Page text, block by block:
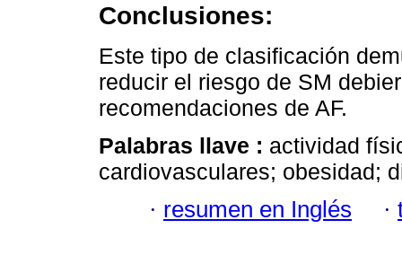
Conclusiones:
Este tipo de clasificación
reducir el riesgo de SM
recomendaciones de AF.
Palabras llave : actividad
cardiovasculares; obesidad;
· resumen en Inglés ·